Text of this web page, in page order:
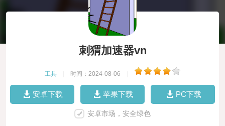
刺猬加速器vn
工具 时间：2024-08-06
安卓下载 苹果下载 PC下载
安卓市场，安全绿色